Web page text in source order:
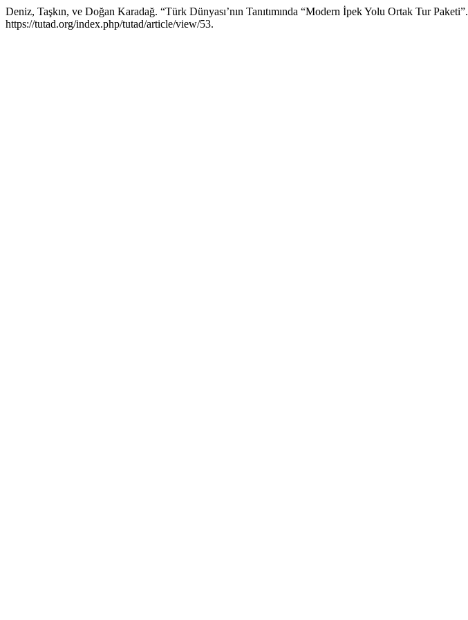
Deniz, Taşkın, ve Doğan Karadağ. “Türk Dünyası’nın Tanıtımında “Modern İpek Yolu Ortak Tur Paketi”.
https://tutad.org/index.php/tutad/article/view/53.